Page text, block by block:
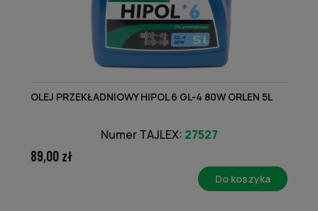
OLEJ PRZEKŁADNIOWY HIPOL 6 GL-4 80W ORLEN 5L
Numer TAJLEX: 27527
89,00 zł
Do koszyka